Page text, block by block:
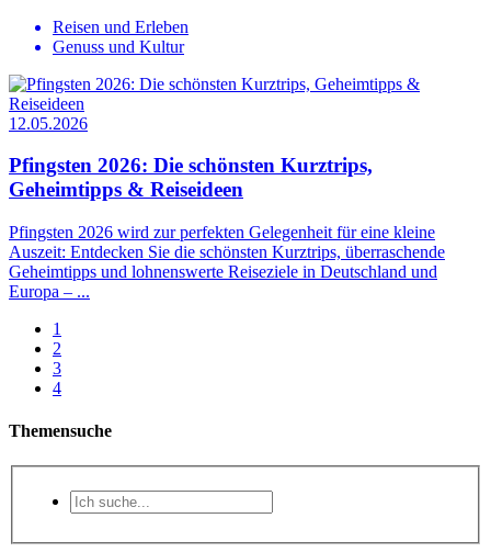
Reisen und Erleben
Genuss und Kultur
12.05.2026
Pfingsten 2026: Die schönsten Kurztrips,
Geheimtipps & Reiseideen
Pfingsten 2026 wird zur perfekten Gelegenheit für eine kleine
Auszeit: Entdecken Sie die schönsten Kurztrips, überraschende
Geheimtipps und lohnenswerte Reiseziele in Deutschland und
Europa – ...
1
2
3
4
Themensuche